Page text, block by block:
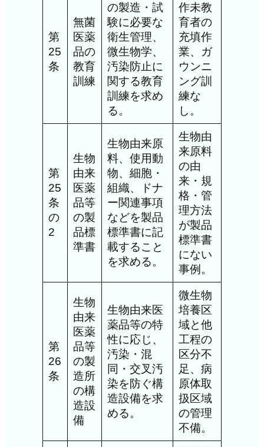
第
25
条
無菌
医薬
品の
教育
訓練
の製造・試
験に必要な
衛生管理、
微生物学、
汚染防止に
関する教育
訓練を求め
る。
作未教
育者の
充填作
業、ガ
ウンニ
ング訓
練な
し。
第
25
条
の
2
生物
由来
医薬
品等
の製
品標
準書
生物由来原
料、使用動
物、細胞・
組織、ドナ
ー関連事項
などを製品
標準書に記
載すること
を求める。
生物由
来原料
の由
来・規
格・管
理方法
が製品
標準書
にない
事例。
第
26
条
生物
由来
医薬
品等
の製
造所
の構
造設
備
生物由来医
薬品等の特
性に応じ、
汚染・混
同・交叉汚
染を防ぐ構
造設備を求
める。
微生物
培養区
域と他
工程の
区分不
足、病
原体取
扱区域
の管理
不備。